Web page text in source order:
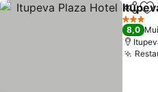
3 Estrelas
8,0